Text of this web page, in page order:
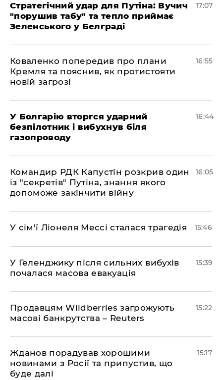
Стратегічний удар для Путіна: Вучич
"порушив табу" та тепло приймає
Зеленського у Белграді
17:07
Коваленко попередив про плани
Кремля та пояснив, як протистояти
новій загрозі
16:55
У Болгарію вторгся ударний
безпілотник і вибухнув біля
газопроводу
16:44
Командир РДК Капустін розкрив один
із "секретів" Путіна, знання якого
допоможе закінчити війну
16:05
У сім'ї Ліонеля Мессі сталася трагедія 15:46
У Геленджику після сильних вибухів
почалася масова евакуація
15:39
Продавцям Wildberries загрожують
масові банкрутства – Reuters
15:22
Жданов порадував хорошими
новинами з Росії та припустив, що
буде далі
15:17